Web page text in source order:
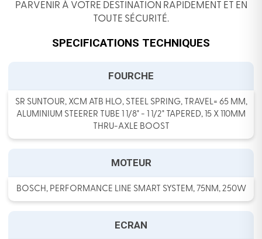
PARVENIR À VOTRE DESTINATION RAPIDEMENT ET EN
TOUTE SÉCURITÉ.
SPECIFICATIONS TECHNIQUES
FOURCHE
SR SUNTOUR, XCM ATB HLO, STEEL SPRING, TRAVEL= 65 MM,
ALUMINIUM STEERER TUBE 1 1/8" - 1 1/2" TAPERED, 15 X 110MM
THRU-AXLE BOOST
MOTEUR
BOSCH, PERFORMANCE LINE SMART SYSTEM, 75NM, 250W
ECRAN